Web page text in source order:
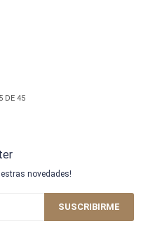
DE 45
novedades!
SUSCRIBIRME